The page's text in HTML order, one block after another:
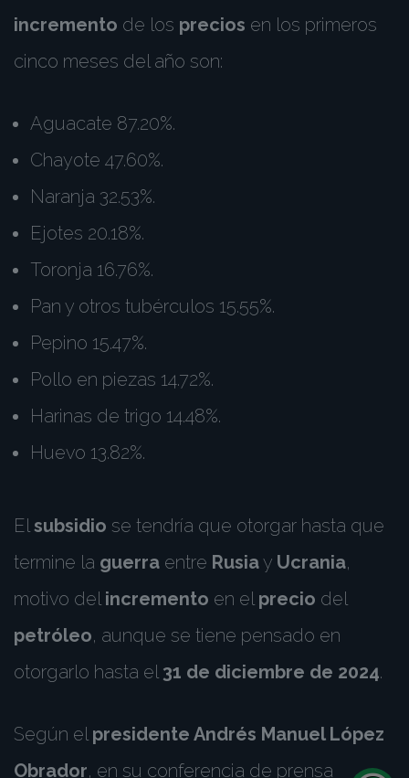
incremento de los precios en los primeros
cinco meses del año son:
Aguacate 87.20%.
Chayote 47.60%.
Naranja 32.53%.
Ejotes 20.18%.
Toronja 16.76%.
Pan y otros tubérculos 15.55%.
Pepino 15.47%.
Pollo en piezas 14.72%.
Harinas de trigo 14.48%.
Huevo 13.82%.
Elsubsidio se tendría que otorgar hasta que
termine la guerra entre Rusiay Ucrania,
motivo del incremento en el precio del
petróleo, aunque se tiene pensado en
otorgarlo hasta el 31 de diciembre de 2024.
Según el presidente Andrés Manuel López
Obrador, en su conferencia de prensa